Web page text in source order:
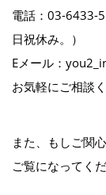
電話：03-6433-
日祝休み。）
Eメール：
お気軽にご相談く
また、もしご関
ご覧になってくだ